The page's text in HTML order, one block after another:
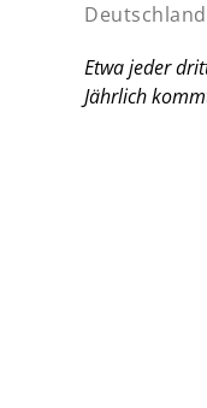
Deutschland
Etwa jeder
Jährlich